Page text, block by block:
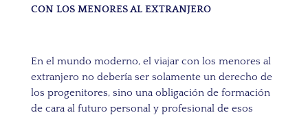
CON LOS MENORES AL EXTRANJERO
En el mundo moderno, el viajar con los menores al
extranjero no debería ser solamente un derecho de
los progenitores, sino una obligación de formación
de cara al futuro personal y profesional de esos